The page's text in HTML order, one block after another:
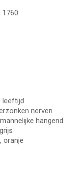
leeftijd
nerven
hangend
oranje